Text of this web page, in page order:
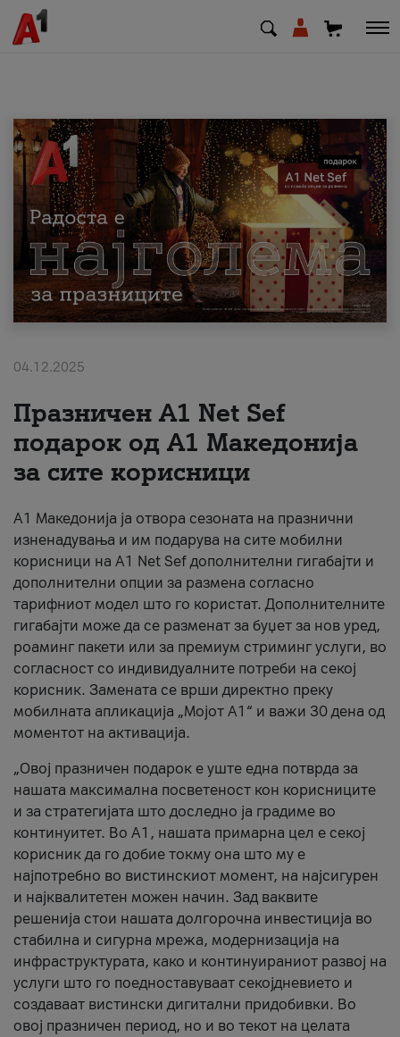
МК EN SQ
Приватни Деловни
Поддршка
Надополни кредит
За нас
#ПодобарОнлајн
04.12.2025
Празничен A1 Net Sеf
подарок од А1 Македонија
за сите корисници
А1 Македонија ја отвора сезоната на празнични
изненадувања и им подарува на сите мобилни
корисници на A1 Net Sef дополнителни гигабајти и
дополнителни опции за размена согласно
тарифниот модел што го користат. Дополнителните
гигабајти може да се разменат за буџет за нов уред,
роаминг пакети или за премиум стриминг услуги, во
согласност со индивидуалните потреби на секој
корисник. Замената се врши директно преку
мобилната апликација „Мојот А1“ и важи 30 дена од
моментот на активација.
„Овој празничен подарок е уште една потврда за
нашата максимална посветеност кон корисниците
и за стратегијата што доследно ја градиме во
континуитет. Во А1, нашата примарна цел е секој
корисник да го добие токму она што му е
најпотребно во вистинскиот момент, на најсигурен
и најквалитетен можен начин. Зад ваквите
решенија стои нашата долгорочна инвестиција во
стабилна и сигурна мрежа, модернизација на
инфраструктурата, како и континуираниот развој на
услуги што го поедноставуваат секојдневието и
создаваат вистински дигитални придобивки. Во
овој празничен период, но и во текот на целата